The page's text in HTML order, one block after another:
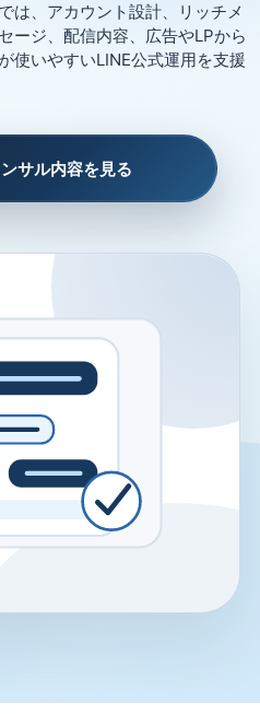
は、アカウント設計、リッチメ
ージ、配信内容、広告やLPから
使いやすいLINE公式運用を支援
サル内容を見る